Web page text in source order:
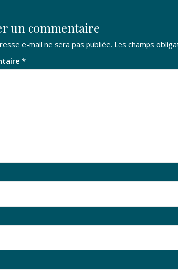
un commentaire
e-mail ne sera pas publiée. Les champs
*